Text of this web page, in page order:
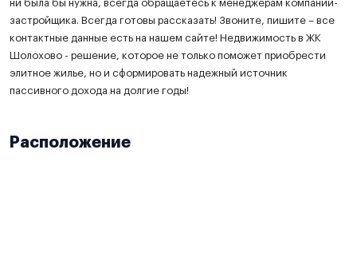
ни была бы нужна, всегда обращаетесь к менеджерам компании-
застройщика. Всегда готовы рассказать! Звоните, пишите – все
контактные данные есть на нашем сайте! Недвижимость в ЖК
Шолохово - решение, которое не только поможет приобрести
элитное жилье, но и сформировать надежный источник
пассивного дохода на долгие годы!
Расположение